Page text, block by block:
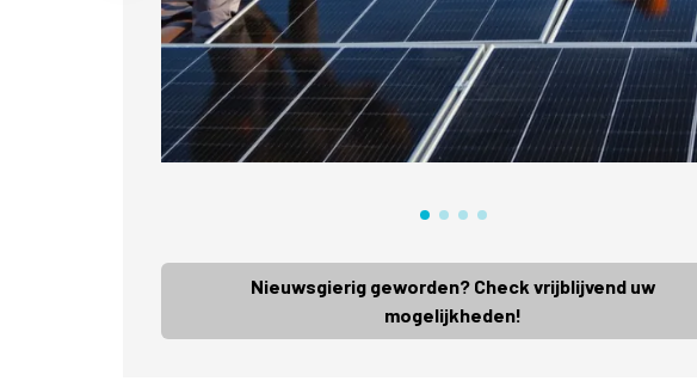
Nieuwsgierig geworden? Check vrijblijvend uw
mogelijkheden!